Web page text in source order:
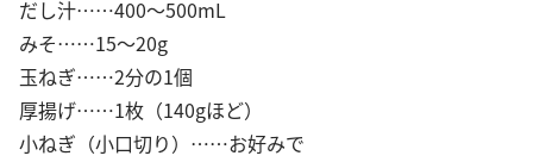
だし汁……400〜500mL
みそ……15〜20g
玉ねぎ……2分の1個
厚揚げ……1枚（140gほど）
小ねぎ（小口切り）……お好みで